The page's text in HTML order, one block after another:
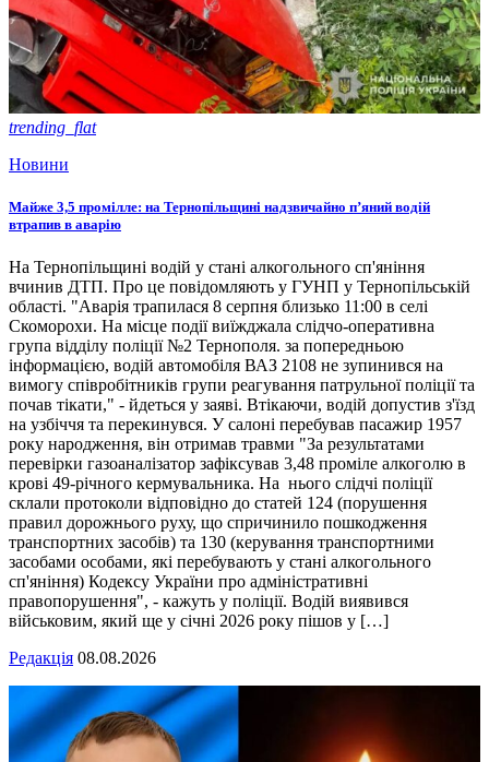
trending_flat
Новини
Майже 3,5 промілле: на Тернопільщині надзвичайно п’яний водій
втрапив в аварію
На Тернопільщині водій у стані алкогольного сп'яніння
вчинив ДТП. Про це повідомляють у ГУНП у Тернопільській
області. "Аварія трапилася 8 серпня близько 11:00 в селі
Скоморохи. На місце події виїжджала слідчо-оперативна
група відділу поліції №2 Тернополя. за попередньою
інформацією, водій автомобіля ВАЗ 2108 не зупинився на
вимогу співробітників групи реагування патрульної поліції та
почав тікати," - йдеться у заяві. Втікаючи, водій допустив з'їзд
на узбіччя та перекинувся. У салоні перебував пасажир 1957
року народження, він отримав травми "За результатами
перевірки газоаналізатор зафіксував 3,48 проміле алкоголю в
крові 49-річного кермувальника. На нього слідчі поліції
склали протоколи відповідно до статей 124 (порушення
правил дорожнього руху, що спричинило пошкодження
транспортних засобів) та 130 (керування транспортними
засобами особами, які перебувають у стані алкогольного
сп'яніння) Кодексу України про адміністративні
правопорушення", - кажуть у поліції. Водій виявився
військовим, який ще у січні 2026 року пішов у […]
Редакція 08.08.2026